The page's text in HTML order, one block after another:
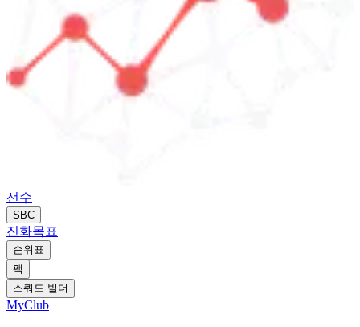
선수
SBC
진화목표
순위표
팩
스쿼드 빌더
MyClub